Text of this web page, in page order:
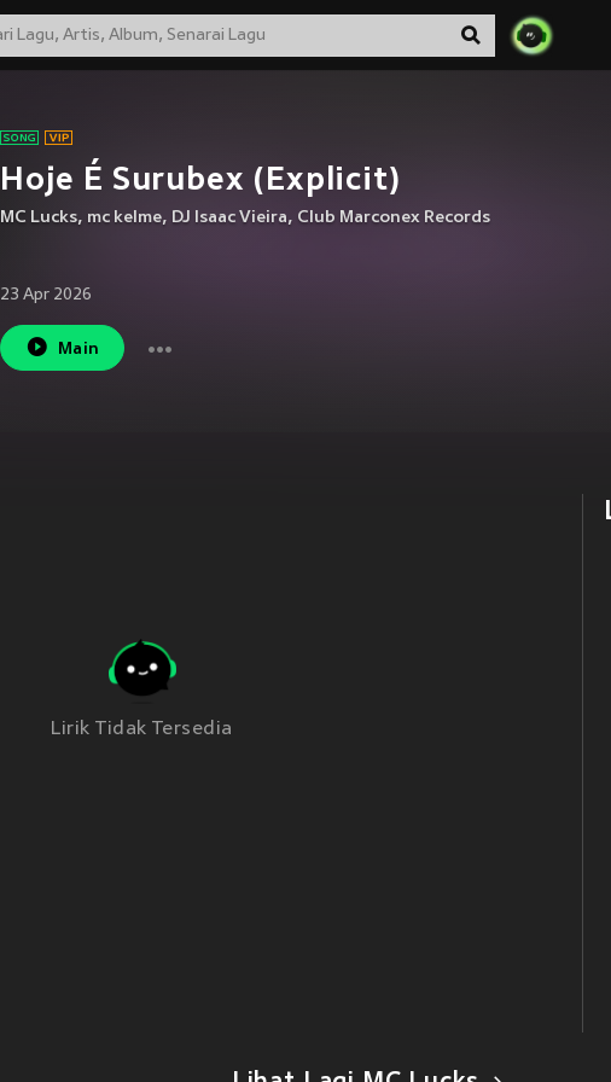
Hoje É Surubex (Explicit)
MC Lucks, mc kelme, DJ Isaac Vieira, Club Marconex Records
23 Apr 2026
Main
Lirik Tidak Tersedia